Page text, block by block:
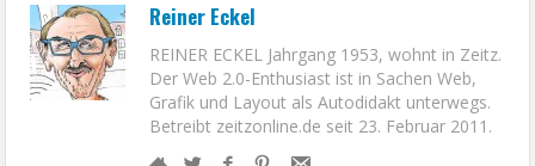
Reiner Eckel
REINER ECKEL Jahrgang 1953, wohnt in Zeitz.
Der Web 2.0-Enthusiast ist in Sachen Web,
Grafik und Layout als Autodidakt unterwegs.
Betreibt zeitzonline.de seit 23. Februar 2011.